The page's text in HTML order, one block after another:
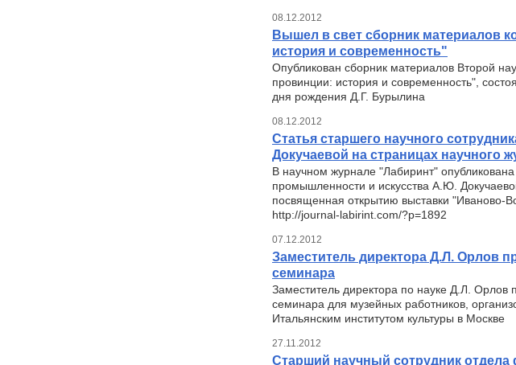
08.12.2012
Вышел в свет сборник материалов
история и современность"
Опубликован сборник материалов Второй
провинции: история и современность",
дня рождения Д.Г. Бурылина
08.12.2012
Статья старшего научного
Докучаевой на страницах научного
В научном журнале "Лабиринт"
промышленности и искусства А.Ю.
посвященная открытию выставки "Иваново-
http://journal-labirint.com/?p=1892
07.12.2012
Заместитель директора Д.Л. Орлов
семинара
Заместитель директора по науке Д.Л. Орлов
семинара для музейных работников,
Итальянским институтом культуры в Москве
27.11.2012
Старший научный сотрудник